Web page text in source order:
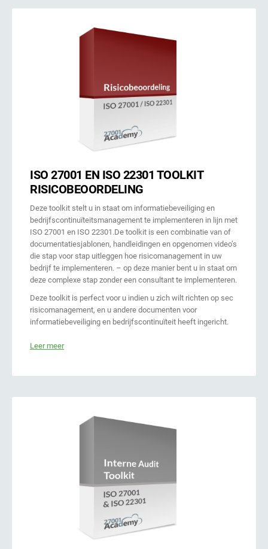
ISO 27001 EN ISO 22301 TOOLKIT
RISICOBEOORDELING
Deze toolkit stelt u in staat om informatiebeveiliging en
bedrijfscontinuïteitsmanagement te implementeren in lijn met
ISO 27001 en ISO 22301.De toolkit is een combinatie van of
documentatiesjablonen, handleidingen en opgenomen video’s
die stap voor stap uitleggen hoe risicomanagement in uw
bedrijf te implementeren. – op deze manier bent u in staat om
deze complexe stap zonder een consultant te implementeren.
Deze toolkit is perfect voor u indien u zich wilt richten op sec
risicomanagement, en u andere documenten voor
informatiebeveiliging en bedrijfscontinuïteit heeft ingericht.
Leer meer